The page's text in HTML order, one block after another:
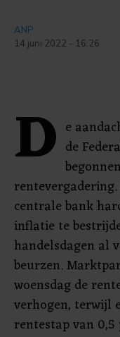
ANP
14 juni 2022 - 16:26
D e
de
centrale bank
inflatie te
handelsdagen al
beurzen.
woensdag de
verhogen, terwijl
rentestap van